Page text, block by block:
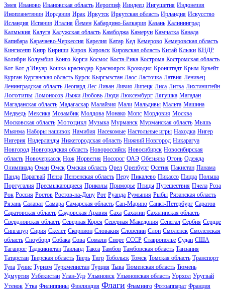
Змея Иваново Ивановская область Иероглиф Ииндеец Ингушетия Индонезия
Инопланетянин Иордания Ирак Иркутск Иркутская область Ирландия Искусство
Исландия Испания Италия Йемен Кабардино-Балкария Казань Калининград
Калмыкия Калуга Калужская область Камбоджа Камерун Камчатка Канада
Капибара Карачаево-Черкессия Карелия Катар Кед Кемерово Кемеровская область
Кингисепп Кипр Кириши Киров Кировск Кировская область Китай Клыки КНДР
Колибри Колумбия Конго Корги Космос Коста-Рика Кострома Костромская область
Кот Кот-д’Ивуар Кошка краснодар Красноярск Крокодил Кронштадт Крым Кувейт
Курган Курганская область Курск Кыргызстан Лаос Ласточка Латвия Ленивец
Ленинградская область Леопард Лес Ливан Ливия Липецк Лиса Литва Лихтинштейн
Логотипы Ломоносов Лыжи Любовь Люди Люксембург Лягушка Магадан
Магаданская область Мадагаскар Малайзия Мали Мальдивы Мальта Машина
Медведь Мексика Мозамбик Молдова Монако Мопс Мордовия Москва
Московская область Мотоцикл Музыка Мурманск Мурманская область Мышь
Мьянма Наборы нашивок Намибия Насекомые Настольные игры Находка Нигер
Нигерия Нидерланды Нижегородская область Нижний Новгород Никарагуа
Новгород Новгородская область Новороссийск Новосибирск Новосибирская
область Новочеркасск Нож Норвегия Носорог ОАЭ Обезьяна Огонь Одежда
Олимпиада Оман Омск Омская область Орел Оренбург Осетия Пакистан Панама
Панда Парагвай Пенза Пензенская область Перу Пикалево Пикассо Пицца Польша
Португалия Пресмыкающиеся Приколы Приморье Птицы Путешествия Пчела Роза
Рок Россия Ростов Ростов-на-Дону Рот Руанда Румыния Рыбы Рязанская область
Рязань Салават Самара Самарская область Сан-Марино Санкт-Петербург Саратов
Саратовская область Саудовская Аравия Саха Сахалин Сахалинская область
Свердловская область Северная Корея Северная Македония Сенегал Сербия Сердце
Сингапур Сирия Скелет Скорпион Словакия Словении Слон Смоленск Смоленская
область Сноуборд Собака Сова Сомали Спорт СССР Ставрополье Судан США
Таганрог Таджикистан Таиланд Такса Тамбов Тамбовская область Танзания
Татарстан Тверская область Тверь Тигр Тобольск Томск Томская область Транспорт
Тула Тунис Туризм Туркменистан Турция Тыва Тюменская область Тюмень
Удмуртия Узбекистан Улан-Удэ Ульяновск Ульяновская область Уорхол Уругвай
Утенок Утка Филиппины Финляндия Флаги Фламинго Фотоаппарат Франция